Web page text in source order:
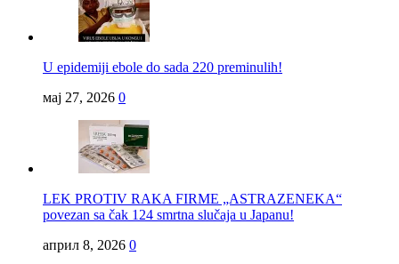
U epidemiji ebole do sada 220 preminulih!
мај 27, 2026 0
LEK PROTIV RAKA FIRME „ASTRAZENEKA“
povezan sa čak 124 smrtna slučaja u Japanu!
април 8, 2026 0